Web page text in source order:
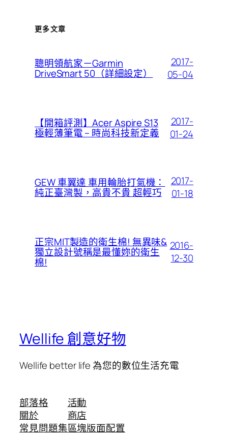
更多文章
聰明領航家－Garmin
DriveSmart 50（詳細設定）
2017-
05-04
【開箱評測】Acer Aspire S13
極輕薄筆電 – 時尚科技新定義
2017-
01-24
GEW 車翼達 車用輪胎打氣機：
純正臺灣製，高貴不貴 超輕巧
2017-
01-18
正宗MIT製造的衛生棉! 無異味&
獨立設計號稱是最懂妳的衛生
棉!
2016-
12-30
Wellife 創意好物
Wellife better life 為您的數位生活充電
部落格
關於
常見問題集
活動
商店
區塊版面配置